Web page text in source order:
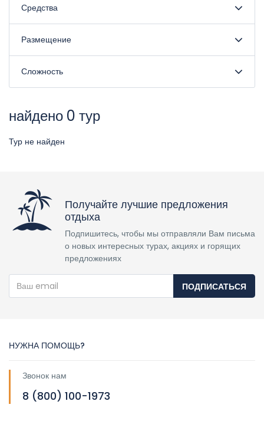
Средства
Размещение
Сложность
найдено 0 тур
Тур не найден
Получайте лучшие предложения
отдыха
Подпишитесь, чтобы мы отправляли Вам письма
о новых интересных турах, акциях и горящих
предложениях
ПОДПИСАТЬСЯ
НУЖНА ПОМОЩЬ?
Звонок нам
8 (800) 100-1973